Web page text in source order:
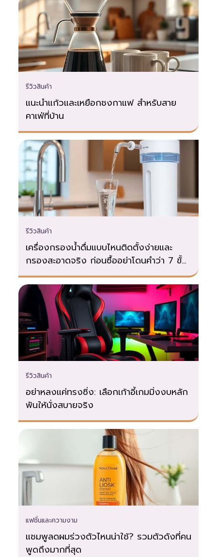
รีวิวสินค้า
แนะนำแก้วและเหยือกชงกาแฟ สำหรับสาย
คาเฟ่ที่บ้าน
รีวิวสินค้า
เครื่องกรองน้ำดื่มแบบไหนติดตั้งง่ายและ
กรองสะอาดจริง ก่อนซื้ออย่าโดนคำว่า 7 ขั้น
ตอนหลอก
รีวิวสินค้า
อย่าหลงแค่ทรงซิ่ง: เลือกเก้าอี้เกมมิ่งงบหลัก
พันให้นั่งสบายจริง
แฟชั่นและความงาม
แชมพูลดผมร่วงตัวไหนน่าใช้? รวมตัวดังที่คน
พูดถึงมากที่สุด